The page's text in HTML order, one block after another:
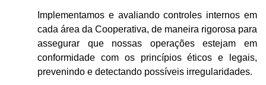
Implementamos e avaliandocontroles internosem
cada área da Cooperativa, de maneira rigorosa para
assegurar que nossas operações estejam em
conformidade com os princípios éticos e legais,
prevenindo e detectando possíveis irregularidades.